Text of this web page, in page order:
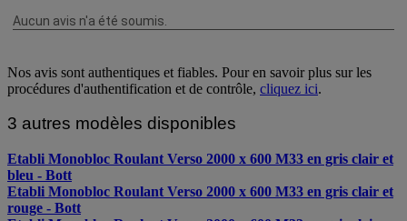
Nos avis sont authentiques et fiables. Pour en savoir plus sur les
procédures d'authentification et de contrôle, cliquez ici.
3 autres modèles disponibles
Etabli Monobloc Roulant Verso 2000 x 600 M33 en gris clair et
bleu - Bott
Etabli Monobloc Roulant Verso 2000 x 600 M33 en gris clair et
rouge - Bott